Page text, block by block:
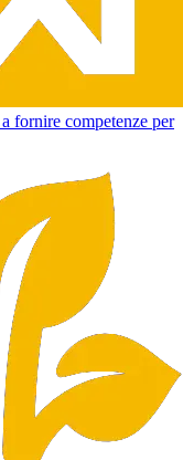
fornire competenze per